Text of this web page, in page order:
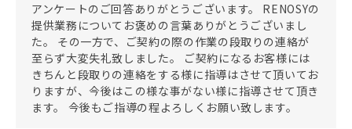
アンケートのご回答ありがとうございます。 RENOSYの
提供業務についてお褒めの言葉ありがとうございまし
た。 その一方で、ご契約の際の作業の段取りの連絡が
至らず大変失礼致しました。 ご契約になるお客様には
きちんと段取りの連絡をする様に指導はさせて頂いてお
りますが、今後はこの様な事がない様に指導させて頂き
ます。 今後もご指導の程よろしくお願い致します。